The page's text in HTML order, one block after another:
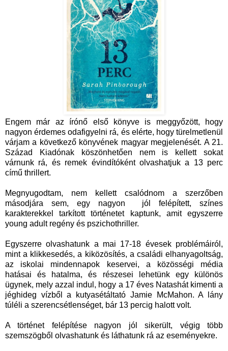
Engem már az írónő első könyve is meggyőzött, hogy
nagyon érdemes odafigyelni rá, és elérte, hogy türelmetlenül
várjam a következő könyvének magyar megjelenését. A 21.
Század Kiadónak köszönhetően nem is kellett sokat
várnunk rá, és remek évindítóként olvashatjuk a 13 perc
című thrillert.
Megnyugodtam, nem kellett csalódnom a szerzőben
másodjára sem, egy nagyon jól felépített, színes
karakterekkel tarkított történetet kaptunk, amit egyszerre
young adult regény és pszichothriller.
Egyszerre olvashatunk a mai 17-18 évesek problémáiról,
mint a klikkesedés, a kiközösítés, a családi elhanyagoltság,
az iskolai mindennapok keservei, a közösségi média
hatásai és hatalma, és részesei lehetünk egy különös
ügynek, mely azzal indul, hogy a 17 éves Natashát kimenti a
jéghideg vízből a kutyasétáltató Jamie McMahon. A lány
túléli a szerencsétlenséget, bár 13 percig halott volt.
A történet felépítése nagyon jól sikerült, végig több
szemszögből olvashatunk és láthatunk rá az eseményekre.